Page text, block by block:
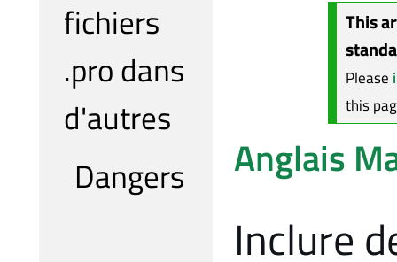
fichiers
.pro dans
d'autres
Dangers
This
Please
this
Anglais
Inclure